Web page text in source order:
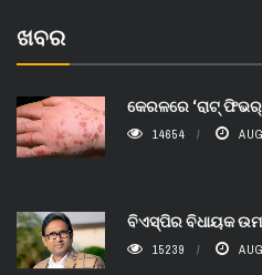
ଖବର
କେରଳରେ ‘ରାଟ୍
14654
ବିଏସ୍‌ପିର ବିଧାୟକ
15239